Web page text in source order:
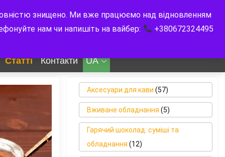
знищено. Ми вже працюємо над відновленням
нам чи напишіть на вайбер:
+380672324495
0
0₴
Статті Контакти UA
Аксесуари для кави (57)
Вживане обладнання (5)
Гарячий шоколад: суміші та
обладнання (12)